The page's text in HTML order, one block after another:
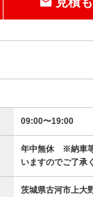
09:00〜19:00
年中無休 ※納車等
いますのでご了承
茨城県古河市上大